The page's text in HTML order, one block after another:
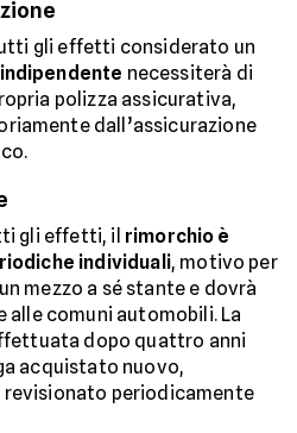
gli effetti considerato un
necessiterà di
polizza assicurativa,
dall’assicurazione
gli effetti, il rimorchio è
individuali, motivo per
mezzo a sé stante e dovrà
alle comuni automobili. La
dopo quattro anni
acquistato nuovo,
revisionato periodicamente